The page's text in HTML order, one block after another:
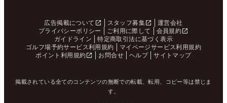
広告掲載について スタッフ募集
運営会社
プライバシーポリシー
ご利用に際して
会員規約
ガイドライン
特定商取引法に基づく表示
ゴルフ場予約サービス利用規約
マイページサービス利用規約
ポイント利用規約
お問合せ ヘルプ サイトマップ
掲載されている全てのコンテンツの無断での転載、転用、コピー等は禁じま
す。